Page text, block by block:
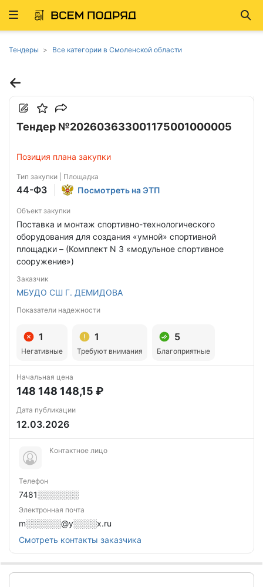
Развернуть
Тендеры Все категории в Смоленской области
Тендер №202603633001175001000005
Позиция плана закупки
Тип закупки | Площадка
44-ФЗ Посмотреть на ЭТП
Объект закупки
Поставка и монтаж спортивно-технологического
оборудования для создания «умной» спортивной
площадки – (Комплект N 3 «модульное спортивное
сооружение»)
Заказчик
МБУДО СШ Г. ДЕМИДОВА
Показатели надежности
1
Негативные
1
Требуют внимания
5
Благоприятные
Начальная цена
148 148 148,15 ₽
Дата публикации
12.03.2026
Контактное лицо
Телефон
7481░░░░░░░
Электронная почта
m░░░░░░@y░░░░x.ru
Смотреть контакты заказчика